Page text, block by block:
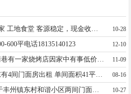
10-28
600平电话18135140123 12-10
11-09
双塔北路春天广场东有4间门面房出租 单间面积41平米，年租金4万5。 联系电话13834539808 08-16
10-27